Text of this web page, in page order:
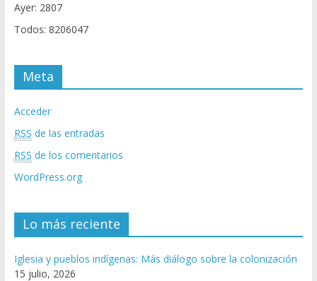
Ayer: 2807
Todos: 8206047
Meta
Acceder
RSS de las entradas
RSS de los comentarios
WordPress.org
Lo más reciente
Iglesia y pueblos indígenas: Más diálogo sobre la colonización
15 julio, 2026